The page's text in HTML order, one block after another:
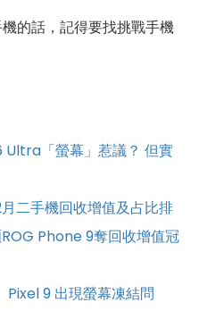
的話，記得要找挑戰手機
Ultra「螢幕」惹議？ 但實
二手機回收增值及占比排
Phone 9奪回收增值冠
Pixel 9 出現螢幕凍結問